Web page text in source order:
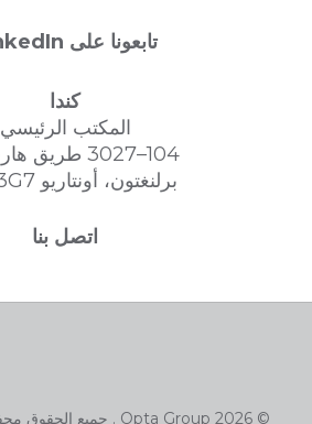
تابعونا على LinkedIn
كندا
المكتب الرئيسي
104–3027 طريق هارفيستر
برلنغتون، أونتاريو L7N 3G7
اتصل بنا
© 2026 Opta Group . جميع الحقوق محفوظة. |